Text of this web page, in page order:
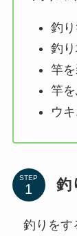
釣
釣
竿
竿
ウ
STEP 釣
釣りをす